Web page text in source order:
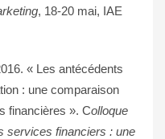
, 18-20 mai, IAE
« Les antécédents
: une comparaison
financières ». Colloque
services financiers : une